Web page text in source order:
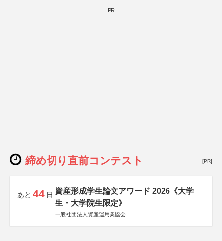
PR
締め切り直前コンテスト [PR]
あと 44 日 資産形成学生論文アワード 2026《大学
生・大学院生限定》
一般社団法人資産運用業協会